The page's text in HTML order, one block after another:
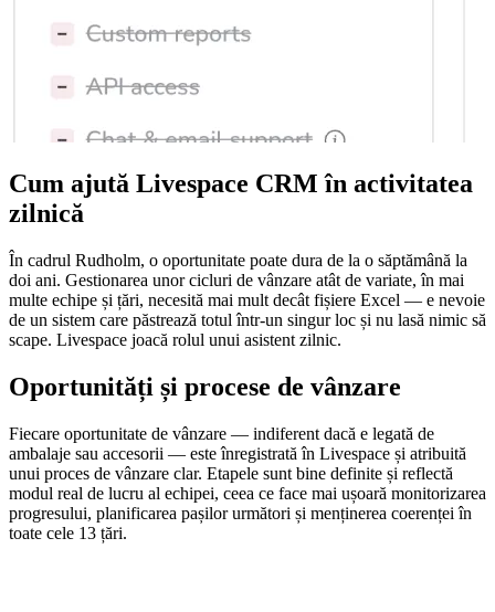
Cum ajută Livespace CRM în activitatea
zilnică
În cadrul Rudholm, o oportunitate poate dura de la o săptămână la
doi ani. Gestionarea unor cicluri de vânzare atât de variate, în mai
multe echipe și țări, necesită mai mult decât fișiere Excel — e nevoie
de un sistem care păstrează totul într-un singur loc și nu lasă nimic să
scape. Livespace joacă rolul unui asistent zilnic.
Oportunități și procese de vânzare
Fiecare oportunitate de vânzare — indiferent dacă e legată de
ambalaje sau accesorii — este înregistrată în Livespace și atribuită
unui proces de vânzare clar. Etapele sunt bine definite și reflectă
modul real de lucru al echipei, ceea ce face mai ușoară monitorizarea
progresului, planificarea pașilor următori și menținerea coerenței în
toate cele 13 țări.